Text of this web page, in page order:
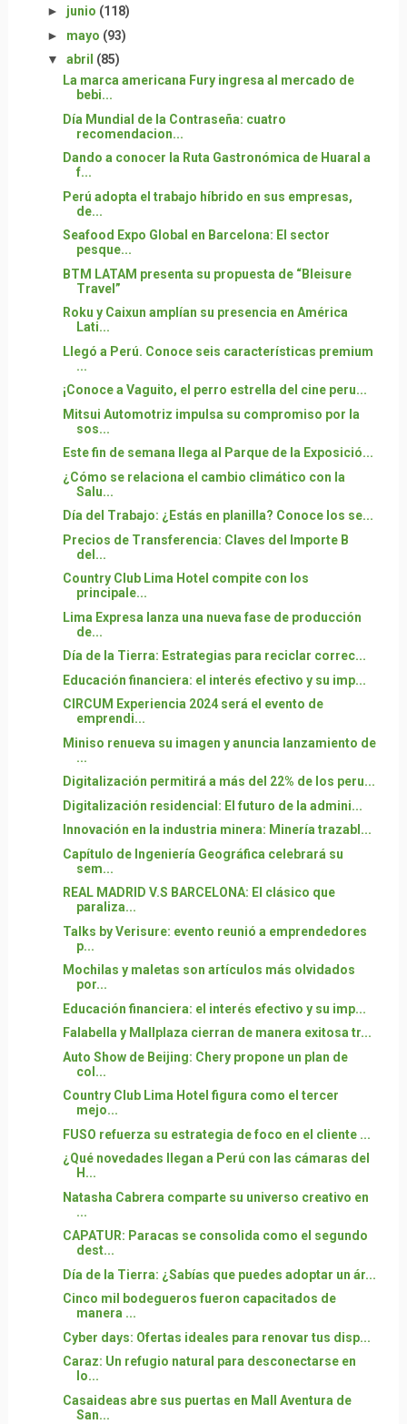
► junio (118)
► mayo (93)
▼ abril (85)
La marca americana Fury ingresa al mercado de
bebi...
Día Mundial de la Contraseña: cuatro
recomendacion...
Dando a conocer la Ruta Gastronómica de Huaral a
f...
Perú adopta el trabajo híbrido en sus empresas,
de...
Seafood Expo Global en Barcelona: El sector
pesque...
BTM LATAM presenta su propuesta de “Bleisure
Travel”
Roku y Caixun amplían su presencia en América
Lati...
Llegó a Perú. Conoce seis características premium
...
¡Conoce a Vaguito, el perro estrella del cine peru...
Mitsui Automotriz impulsa su compromiso por la
sos...
Este fin de semana llega al Parque de la Exposició...
¿Cómo se relaciona el cambio climático con la
Salu...
Día del Trabajo: ¿Estás en planilla? Conoce los se...
Precios de Transferencia: Claves del Importe B
del...
Country Club Lima Hotel compite con los
principale...
Lima Expresa lanza una nueva fase de producción
de...
Día de la Tierra: Estrategias para reciclar correc...
Educación financiera: el interés efectivo y su imp...
CIRCUM Experiencia 2024 será el evento de
emprendi...
Miniso renueva su imagen y anuncia lanzamiento de
...
Digitalización permitirá a más del 22% de los peru...
Digitalización residencial: El futuro de la admini...
Innovación en la industria minera: Minería trazabl...
Capítulo de Ingeniería Geográfica celebrará su
sem...
REAL MADRID V.S BARCELONA: El clásico que
paraliza...
Talks by Verisure: evento reunió a emprendedores
p...
Mochilas y maletas son artículos más olvidados
por...
Educación financiera: el interés efectivo y su imp...
Falabella y Mallplaza cierran de manera exitosa tr...
Auto Show de Beijing: Chery propone un plan de
col...
Country Club Lima Hotel figura como el tercer
mejo...
FUSO refuerza su estrategia de foco en el cliente ...
¿Qué novedades llegan a Perú con las cámaras del
H...
Natasha Cabrera comparte su universo creativo en
...
CAPATUR: Paracas se consolida como el segundo
dest...
Día de la Tierra: ¿Sabías que puedes adoptar un ár...
Cinco mil bodegueros fueron capacitados de
manera ...
Cyber days: Ofertas ideales para renovar tus disp...
Caraz: Un refugio natural para desconectarse en
lo...
Casaideas abre sus puertas en Mall Aventura de
San...